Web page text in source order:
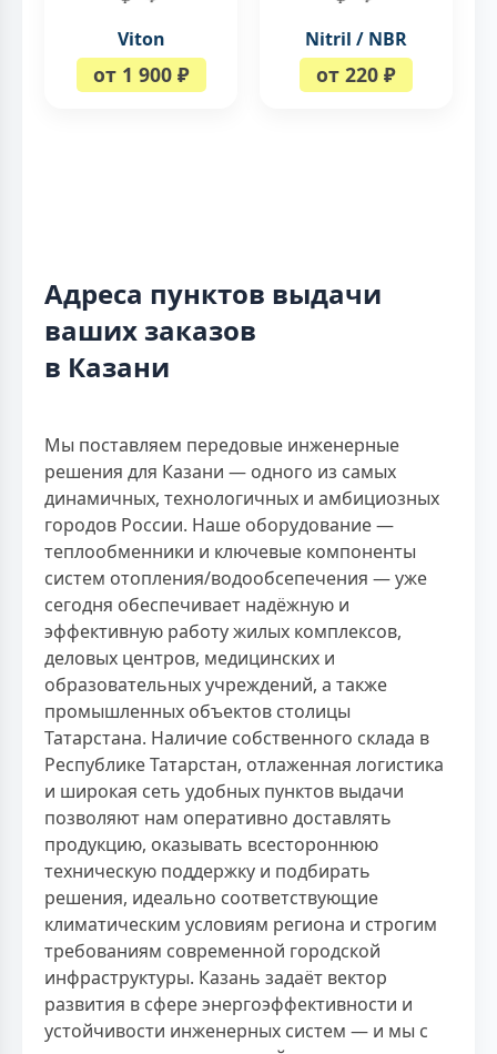
Viton
от 1 900 ₽
Nitril / NBR
от 220 ₽
Адреса пунктов выдачи
ваших заказов
в Казани
Мы поставляем передовые инженерные
решения для Казани — одного из самых
динамичных, технологичных и амбициозных
городов России. Наше оборудование —
теплообменники и ключевые компоненты
систем отопления/водообсепечения — уже
сегодня обеспечивает надёжную и
эффективную работу жилых комплексов,
деловых центров, медицинских и
образовательных учреждений, а также
промышленных объектов столицы
Татарстана. Наличие собственного склада в
Республике Татарстан, отлаженная логистика
и широкая сеть удобных пунктов выдачи
позволяют нам оперативно доставлять
продукцию, оказывать всестороннюю
техническую поддержку и подбирать
решения, идеально соответствующие
климатическим условиям региона и строгим
требованиям современной городской
инфраструктуры. Казань задаёт вектор
развития в сфере энергоэффективности и
устойчивости инженерных систем — и мы с